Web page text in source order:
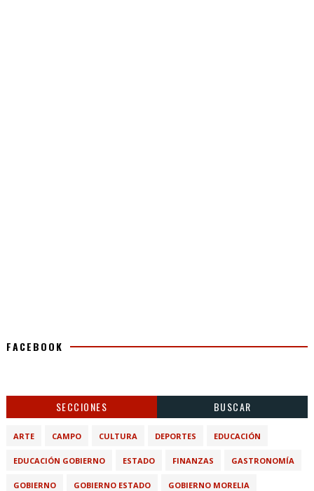
FACEBOOK
SECCIONES BUSCAR
ARTE CAMPO CULTURA DEPORTES EDUCACIÓN
EDUCACIÓN GOBIERNO ESTADO FINANZAS GASTRONOMÍA
GOBIERNO GOBIERNO ESTADO GOBIERNO MORELIA